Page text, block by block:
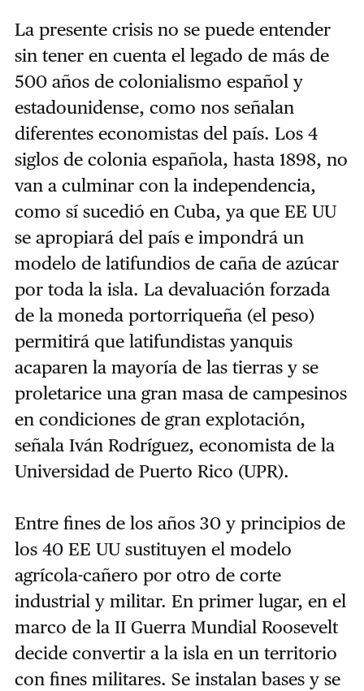
La presente crisis no se puede entender
sin tener en cuenta el legado de más de
500 años de colonialismo español y
estadounidense, como nos señalan
diferentes economistas del país. Los 4
siglos de colonia española, hasta 1898, no
van a culminar con la independencia,
como sí sucedió en Cuba, ya que EE UU
se apropiará del país e impondrá un
modelo de latifundios de caña de azúcar
por toda la isla. La devaluación forzada
de la moneda portorriqueña (el peso)
permitirá que latifundistas yanquis
acaparen la mayoría de las tierras y se
proletarice una gran masa de campesinos
en condiciones de gran explotación,
señala Iván Rodríguez, economista de la
Universidad de Puerto Rico (UPR).
Entre fines de los años 30 y principios de
los 40 EE UU sustituyen el modelo
agrícola-cañero por otro de corte
industrial y militar. En primer lugar, en el
marco de la II Guerra Mundial Roosevelt
decide convertir a la isla en un territorio
con fines militares. Se instalan bases y se